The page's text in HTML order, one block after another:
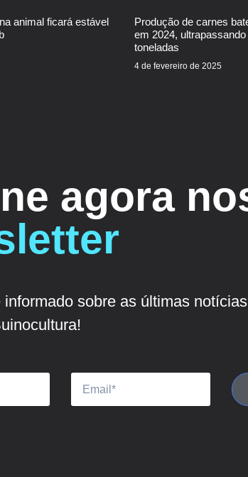
animal ficará estável
Produção de carnes
em 2024,
toneladas
4 de fevereiro de 2025
agora
informado sobre as últimas